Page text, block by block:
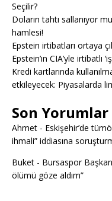
Seçilir?
Doların tahtı sallanıyor
hamlesi!
Epstein irtibatları ortaya
Epstein’ın CIA’yle irtibatlı
Kredi kartlarında
etkileyecek: Piyasalarda
Son Yorumlar
Ahmet - Eskişehir’de
ihmali” iddiasına
Buket - Bursaspor
ölümü göze aldım”